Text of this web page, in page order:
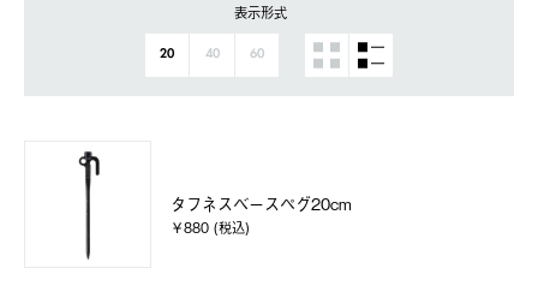
表示形式
20 40 60
タフネスベースペグ20cm
￥880 (税込)